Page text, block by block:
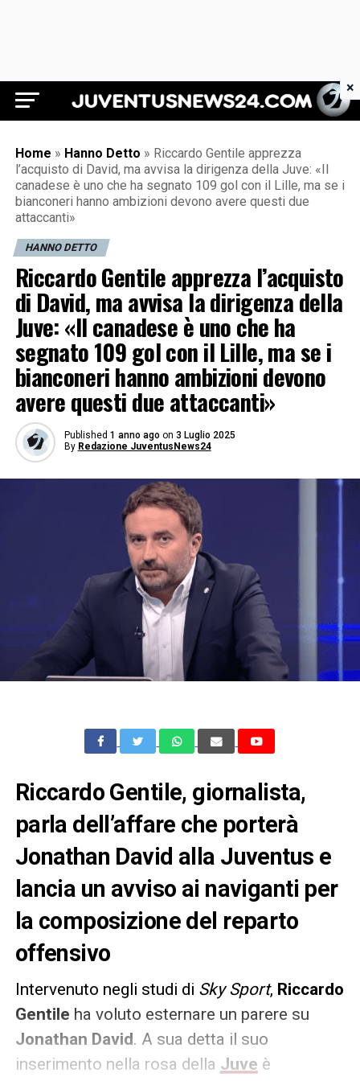
Juventus News 24
Home » Hanno Detto » Riccardo Gentile apprezza
l’acquisto di David, ma avvisa la dirigenza della Juve: «Il
canadese è uno che ha segnato 109 gol con il Lille, ma se i
bianconeri hanno ambizioni devono avere questi due
attaccanti»
HANNO DETTO
Riccardo Gentile apprezza l’acquisto
di David, ma avvisa la dirigenza della
Juve: «Il canadese è uno che ha
segnato 109 gol con il Lille, ma se i
bianconeri hanno ambizioni devono
avere questi due attaccanti»
Published 1 anno ago on 3 Luglio 2025
By Redazione JuventusNews24
Riccardo Gentile, giornalista,
parla dell’affare che porterà
Jonathan David alla Juventus e
lancia un avviso ai naviganti per
la composizione del reparto
offensivo
Intervenuto negli studi di Sky Sport, Riccardo
Gentile ha voluto esternare un parere su
Jonathan David. A sua detta il suo
inserimento nella rosa della Juve è
×